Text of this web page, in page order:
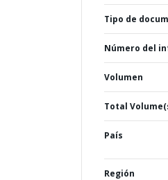
Tipo de
Número del
Volumen
Total
País
Región